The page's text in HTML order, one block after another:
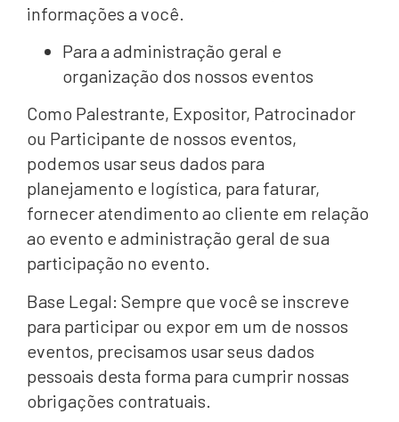
informações a você.
Para a administração geral e
organização dos nossos eventos
Como Palestrante, Expositor, Patrocinador
ou Participante de nossos eventos,
podemos usar seus dados para
planejamento e logística, para faturar,
fornecer atendimento ao cliente em relação
ao evento e administração geral de sua
participação no evento.
Base Legal: Sempre que você se inscreve
para participar ou expor em um de nossos
eventos, precisamos usar seus dados
pessoais desta forma para cumprir nossas
obrigações contratuais.